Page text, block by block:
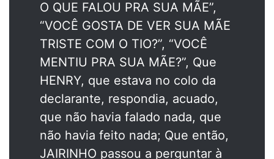
O QUE FALOU PRA SUA MÃE”,
“VOCÊ GOSTA DE VER SUA MÃE
TRISTE COM O TIO?”, “VOCÊ
MENTIU PRA SUA MÃE?”, Que
HENRY, que estava no colo da
declarante, respondia, acuado,
que não havia falado nada, que
não havia feito nada; Que então,
JAIRINHO passou a perguntar à